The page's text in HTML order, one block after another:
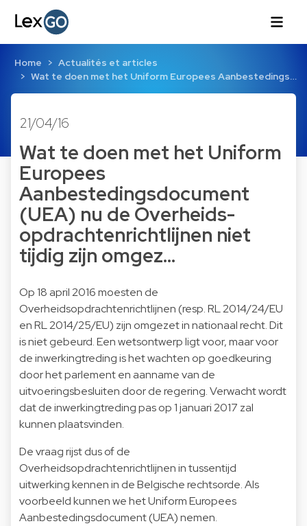
Home
Actualités et articles
Wat te doen met het Uniform Europees Aanbestedings…
21/04/16
Wat te doen met het Uniform
Europees
Aanbestedingsdocument
(UEA) nu de Overheids-
opdrachtenrichtlijnen niet
tijdig zijn omgez…
Op 18 april 2016 moesten de
Overheidsopdrachtenrichtlijnen (resp. RL 2014/24/EU
en RL 2014/25/EU) zijn omgezet in nationaal recht. Dit
is niet gebeurd. Een wetsontwerp ligt voor, maar voor
de inwerkingtreding is het wachten op goedkeuring
door het parlement en aanname van de
uitvoeringsbesluiten door de regering. Verwacht wordt
dat de inwerkingtreding pas op 1 januari 2017 zal
kunnen plaatsvinden.
De vraag rijst dus of de
Overheidsopdrachtenrichtlijnen in tussentijd
uitwerking kennen in de Belgische rechtsorde. Als
voorbeeld kunnen we het Uniform Europees
Aanbestedingsdocument (UEA) nemen.